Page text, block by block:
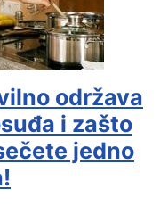
održava
i zašto
jedno